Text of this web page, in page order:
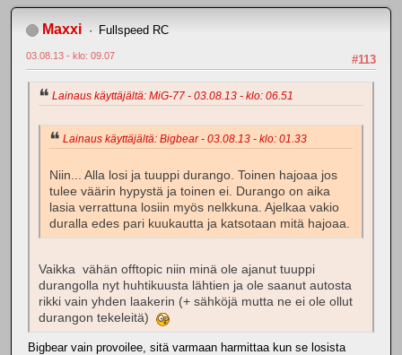
Maxxi Fullspeed RC
#113
03.08.13 - klo: 09.07
Lainaus käyttäjältä: MiG-77 - 03.08.13 - klo: 06.51
Lainaus käyttäjältä: Bigbear - 03.08.13 - klo: 01.33
Niin... Alla losi ja tuuppi durango. Toinen hajoaa jos
tulee väärin hypystä ja toinen ei. Durango on aika
lasia verrattuna losiin myös nelkkuna. Ajelkaa vakio
duralla edes pari kuukautta ja katsotaan mitä hajoaa.
Vaikka vähän offtopic niin minä ole ajanut tuuppi
durangolla nyt huhtikuusta lähtien ja ole saanut autosta
rikki vain yhden laakerin (+ sähköjä mutta ne ei ole ollut
durangon tekeleitä)
Bigbear vain provoilee, sitä varmaan harmittaa kun se losista